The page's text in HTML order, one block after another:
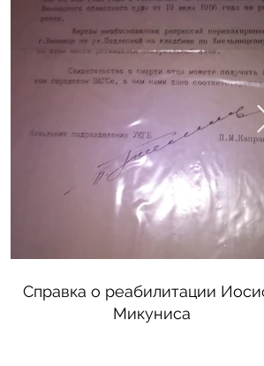
Справка о реабилитации
Микуниса